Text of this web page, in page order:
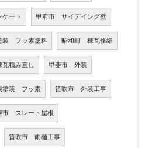
ケート 甲府市 サイデイング壁
装 フッ素塗料 昭和町 棟瓦修繕
積み直し 甲斐市 外装
塗装 フッ素 笛吹市 外装工事
市 スレート屋根
笛吹市 雨樋工事